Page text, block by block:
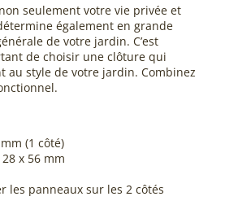
seulement votre vie privée et
également en grande
de votre jardin. C’est
de choisir une clôture qui
au style de votre jardin. Combinez
(1 côté)
x 56 mm
les panneaux sur les 2 côtés